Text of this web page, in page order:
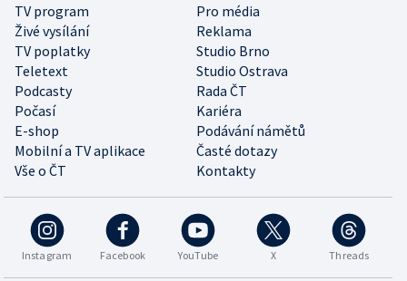
TV program
Pro média
Živé vysílání
Reklama
TV poplatky
Studio Brno
Teletext
Studio Ostrava
Podcasty
Rada ČT
Počasí
Kariéra
E-shop
Podávání námětů
Mobilní a TV aplikace
Časté dotazy
Vše o ČT
Kontakty
Instagram Facebook YouTube X Threads